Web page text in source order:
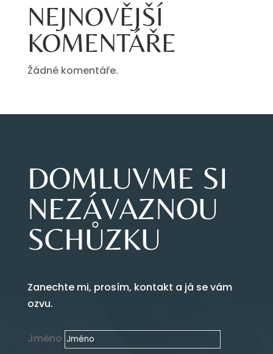
NEJNOVĚJŠÍ
KOMENTÁŘE
Žádné komentáře.
DOMLUVME SI
NEZÁVAZNOU
SCHŮZKU
Zanechte mi, prosím, kontakt a já se vám
ozvu.
Jméno